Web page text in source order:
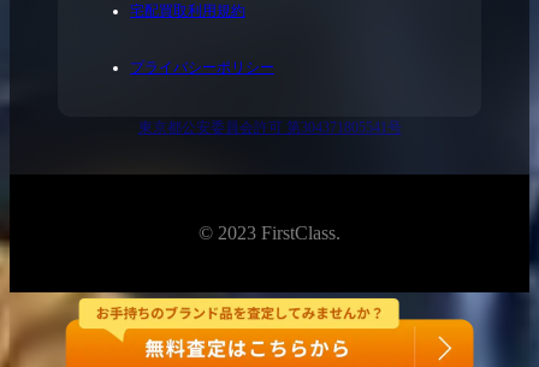
宅配買取利用規約
プライバシーポリシー
東京都公安委員会許可 第304371805541号
© 2023 FirstClass.